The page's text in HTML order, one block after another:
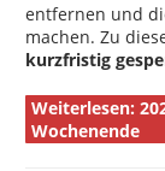
entfernen und
machen. Zu
kurzfristig
Weiterlesen:
Wochenende